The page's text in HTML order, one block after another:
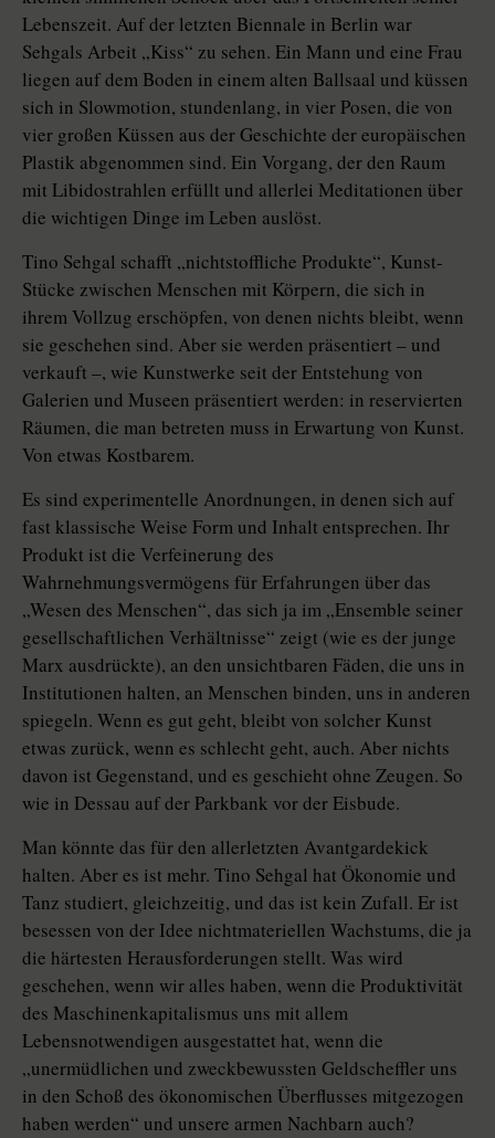
Lebenszeit. Auf der letzten Biennale in Berlin war
Sehgals Arbeit „Kiss“ zu sehen. Ein Mann und eine Frau
liegen auf dem Boden in einem alten Ballsaal und küssen
sich in Slowmotion, stundenlang, in vier Posen, die von
vier großen Küssen aus der Geschichte der europäischen
Plastik abgenommen sind. Ein Vorgang, der den Raum
mit Libidostrahlen erfüllt und allerlei Meditationen über
die wichtigen Dinge im Leben auslöst.
Tino Sehgal schafft „nichtstoffliche Produkte“, Kunst-
Stücke zwischen Menschen mit Körpern, die sich in
ihrem Vollzug erschöpfen, von denen nichts bleibt, wenn
sie geschehen sind. Aber sie werden präsentiert – und
verkauft –, wie Kunstwerke seit der Entstehung von
Galerien und Museen präsentiert werden: in reservierten
Räumen, die man betreten muss in Erwartung von Kunst.
Von etwas Kostbarem.
Es sind experimentelle Anordnungen, in denen sich auf
fast klassische Weise Form und Inhalt entsprechen. Ihr
Produkt ist die Verfeinerung des
Wahrnehmungsvermögens für Erfahrungen über das
„Wesen des Menschen“, das sich ja im „Ensemble seiner
gesellschaftlichen Verhältnisse“ zeigt (wie es der junge
Marx ausdrückte), an den unsichtbaren Fäden, die uns in
Institutionen halten, an Menschen binden, uns in anderen
spiegeln. Wenn es gut geht, bleibt von solcher Kunst
etwas zurück, wenn es schlecht geht, auch. Aber nichts
davon ist Gegenstand, und es geschieht ohne Zeugen. So
wie in Dessau auf der Parkbank vor der Eisbude.
Man könnte das für den allerletzten Avantgardekick
halten. Aber es ist mehr. Tino Sehgal hat Ökonomie und
Tanz studiert, gleichzeitig, und das ist kein Zufall. Er ist
besessen von der Idee nichtmateriellen Wachstums, die ja
die härtesten Herausforderungen stellt. Was wird
geschehen, wenn wir alles haben, wenn die Produktivität
des Maschinenkapitalismus uns mit allem
Lebensnotwendigen ausgestattet hat, wenn die
„unermüdlichen und zweckbewussten Geldscheffler uns
in den Schoß des ökonomischen Überflusses mitgezogen
haben werden“ und unsere armen Nachbarn auch?